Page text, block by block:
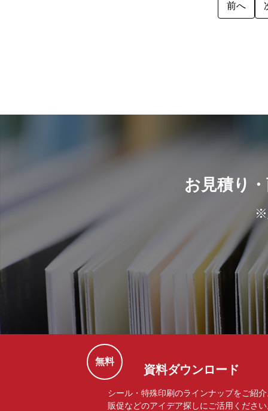
前へ
お見積り
※
資料ダウンロード
無料
シール・特殊印刷のラインナップをご紹
販促などのアイデア探しにご活用くださ